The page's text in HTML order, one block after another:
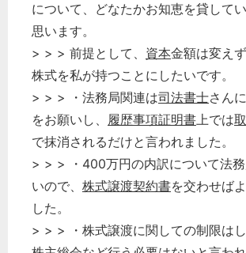
について、どなたかお知恵を貸して
思います。
> > > 前提として、 資本金額は変え
株式を私が持つことにしたいです。
> > > ・法務局関連は司法書士さん
をお願いし、 履歴事項証明書上では
で抹消されるだけと言われました。
> > > ・400万円の内訳について法
いので、 株式譲渡契約書を交わせば
した。
> > > ・株式譲渡に関しての制限は